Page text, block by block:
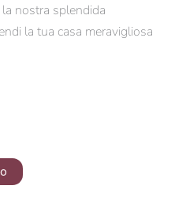
nostra splendida
la tua casa meravigliosa